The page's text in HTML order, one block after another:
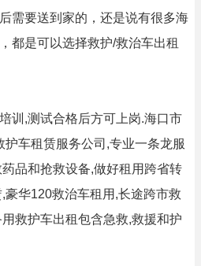
需要送到家的，还是说有很多海
都是可以选择救护/救治车出租
训,测试合格后方可上岗.海口市
车租赁服务公司,专业一条龙服
品和抢救设备,做好租用跨省转
豪华120救治车租用,长途跨市救
救护车出租包含急救,救援和护